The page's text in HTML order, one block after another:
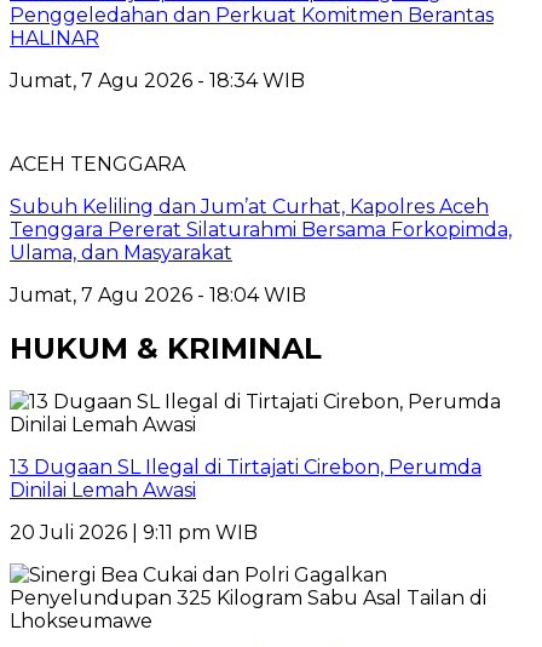
Penggeledahan dan Perkuat Komitmen Berantas
HALINAR
Jumat, 7 Agu 2026 - 18:34 WIB
ACEH TENGGARA
Subuh Keliling dan Jum’at Curhat, Kapolres Aceh
Tenggara Pererat Silaturahmi Bersama Forkopimda,
Ulama, dan Masyarakat
Jumat, 7 Agu 2026 - 18:04 WIB
HUKUM & KRIMINAL
13 Dugaan SL Ilegal di Tirtajati Cirebon, Perumda
Dinilai Lemah Awasi
20 Juli 2026 | 9:11 pm WIB